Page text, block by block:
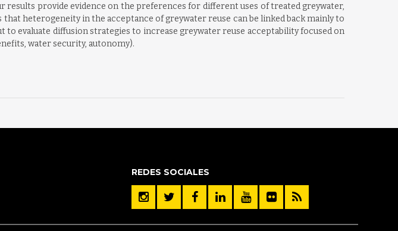
results provide evidence on the preferences for different uses of treated greywater,
heterogeneity in the acceptance of greywater reuse can be linked back mainly to
to evaluate diffusion strategies to increase greywater reuse acceptability focused on
water security, autonomy).
REDES SOCIALES